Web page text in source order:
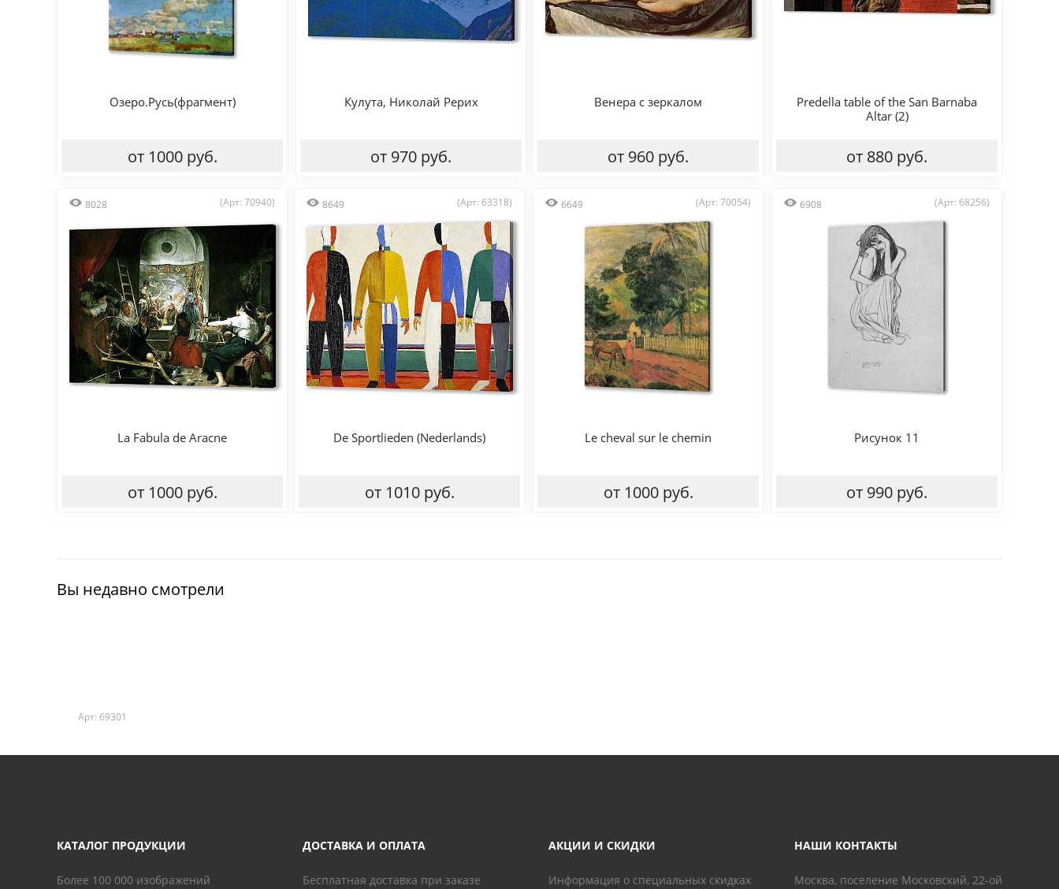
Озеро.Русь(фрагмент)
от 1000 руб.
Кулута, Николай Рерих
от 970 руб.
Венера с зеркалом
от 960 руб.
Predella table of the San Barnaba
Altar (2)
от 880 руб.
8028 (Арт: 70940)
La Fabula de Aracne
от 1000 руб.
8649 (Арт: 63318)
De Sportlieden (Nederlands)
от 1010 руб.
6649 (Арт: 70054)
Le cheval sur le chemin
от 1000 руб.
6908 (Арт: 68256)
Рисунок 11
от 990 руб.
Вы недавно смотрели
Арт: 69301
КАТАЛОГ ПРОДУКЦИИ
Более 100 000 изображений
ДОСТАВКА И ОПЛАТА
Бесплатная доставка при заказе
АКЦИИ И СКИДКИ
Информация о специальных скидках
НАШИ КОНТАКТЫ
Москва, поселение Московский, 22-ой